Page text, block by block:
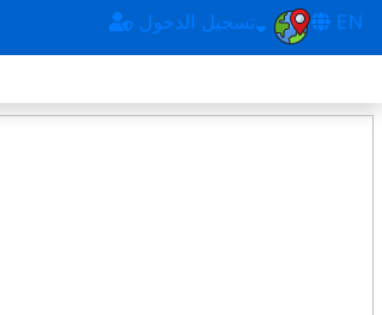
تسجيل الدخول EN